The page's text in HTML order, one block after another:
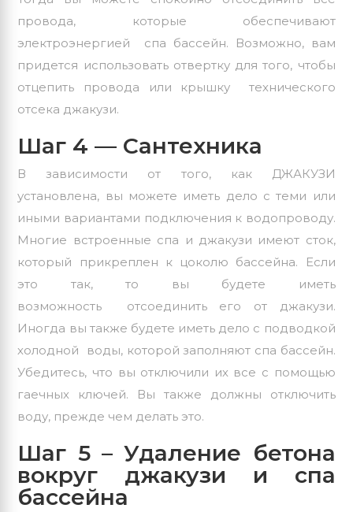
провода, которые обеспечивают
электроэнергией спа бассейн. Возможно, вам
придется использовать отвертку для того, чтобы
отцепить провода или крышку технического
отсека джакузи.
Шаг 4 — Сантехника
В зависимости от того, как ДЖАКУЗИ
установлена, вы можете иметь дело с теми или
иными вариантами подключения к водопроводу.
Многие встроенные спа и джакузи имеют сток,
который прикреплен к цоколю бассейна. Если
это так, то вы будете иметь
возможность отсоединить его от джакузи.
Иногда вы также будете иметь дело с подводкой
холодной воды, которой заполняют спа бассейн.
Убедитесь, что вы отключили их все с помощью
гаечных ключей. Вы также должны отключить
воду, прежде чем делать это.
Шаг 5 – Удаление бетона
вокруг джакузи и спа
бассейна